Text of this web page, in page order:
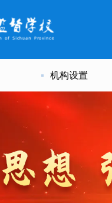
机构设置